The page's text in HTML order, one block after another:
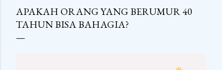
APAKAH ORANG YANG BERUMUR 40
TAHUN BISA BAHAGIA?